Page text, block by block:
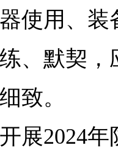
使用、
、默契
致。
展2024